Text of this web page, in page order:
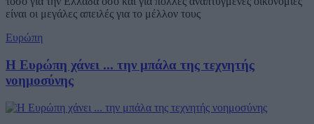
είναι οι μεγάλες απειλές για το μέλλον τους
Ευρώπη
Η Ευρώπη χάνει ... την μπάλα της τεχνητής
νοημοσύνης